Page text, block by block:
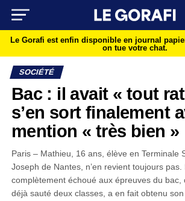
Le Gorafi est enfin disponible en journal
on tue votre chat.
SOCIÉTÉ
Bac : il avait « tout
s’en sort finalement
mention « très bien »
Paris – Mathieu, 16 ans, élève en Terminale
Joseph de Nantes, n’en revient toujours pas.
complètement échoué aux épreuves du bac,
déjà sauté deux classes, a en fait obtenu